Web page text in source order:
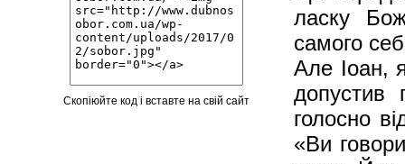
Скопіюйте код і вставте на свій сайт
ласку
самого
Але Іоан,
допустив
голосно
«Ви